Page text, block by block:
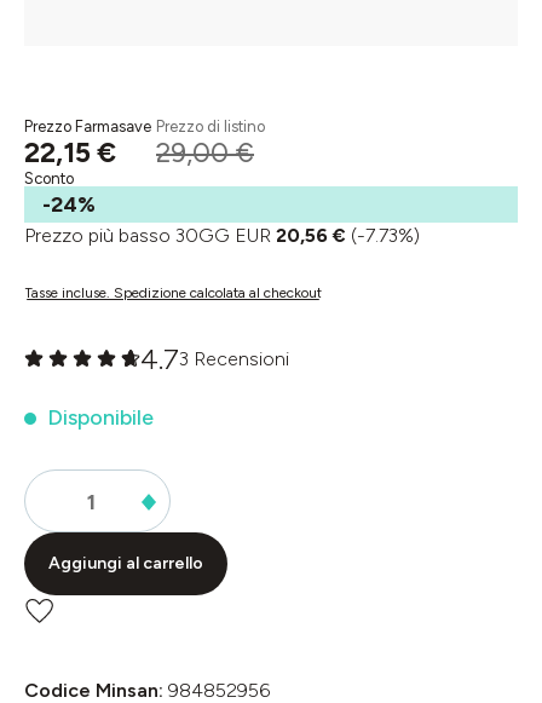
Prezzo Farmasave
22,15 €
Prezzo di listino
29,00 €
Sconto
-24%
Prezzo più basso 30GG EUR 20,56 € (-7.73%)
Tasse incluse. Spedizione calcolata al checkout
4.73 Recensioni
Disponibile
Aggiungi al carrello
Codice Minsan: 984852956